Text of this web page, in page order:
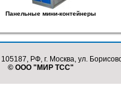
Панельные мини-контейнеры
105187, РФ, г. Москва, ул.
© ООО "МИР ТСС"